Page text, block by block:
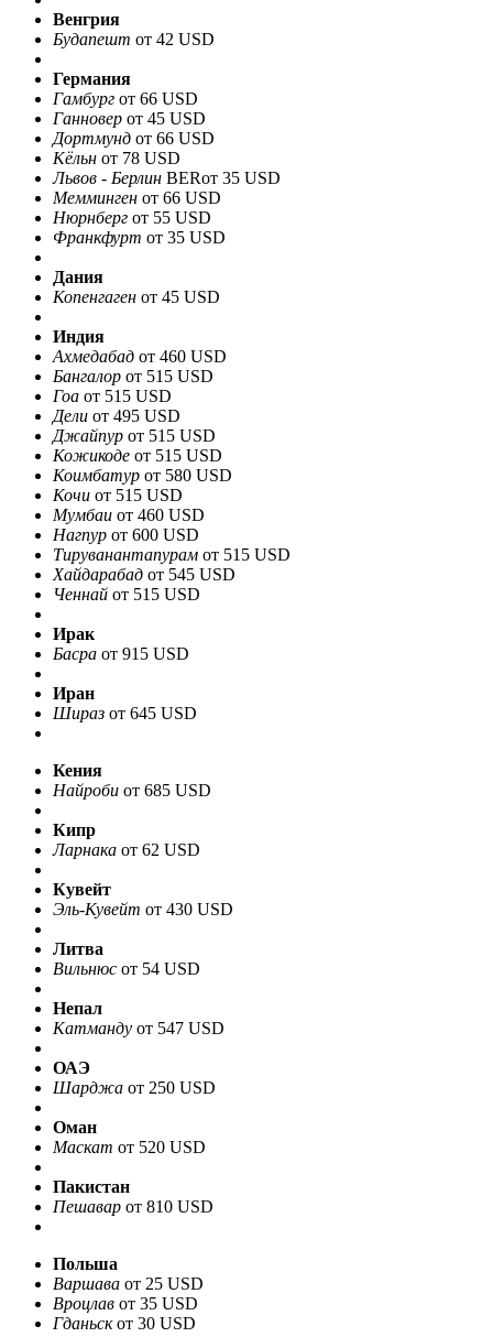
Венгрия
Будапешт от 42 USD
Германия
Гамбург от 66 USD
Ганновер от 45 USD
Дортмунд от 66 USD
Кёльн от 78 USD
Львов - Берлин BERот 35 USD
Мемминген от 66 USD
Нюрнберг от 55 USD
Франкфурт от 35 USD
Дания
Копенгаген от 45 USD
Индия
Ахмедабад от 460 USD
Бангалор от 515 USD
Гоа от 515 USD
Дели от 495 USD
Джайпур от 515 USD
Кожикоде от 515 USD
Коимбатур от 580 USD
Кочи от 515 USD
Мумбаи от 460 USD
Нагпур от 600 USD
Тируванантапурам от 515 USD
Хайдарабад от 545 USD
Ченнай от 515 USD
Ирак
Басра от 915 USD
Иран
Шираз от 645 USD
Кения
Найроби от 685 USD
Кипр
Ларнака от 62 USD
Кувейт
Эль-Кувейт от 430 USD
Литва
Вильнюс от 54 USD
Непал
Катманду от 547 USD
ОАЭ
Шарджа от 250 USD
Оман
Маскат от 520 USD
Пакистан
Пешавар от 810 USD
Польша
Варшава от 25 USD
Вроцлав от 35 USD
Гданьск от 30 USD